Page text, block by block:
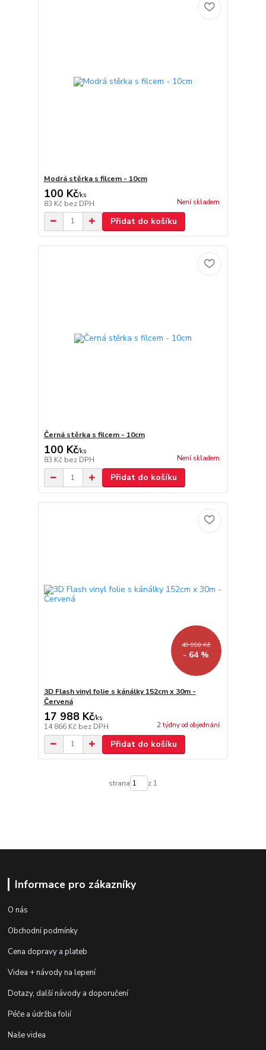
Modrá stěrka s filcem - 10cm
100 Kč/ks
83 Kč bez DPH Není skladem
Přidat do košíku
Černá stěrka s filcem - 10cm
100 Kč/ks
83 Kč bez DPH Není skladem
Přidat do košíku
49 990 Kč
- 64 %
3D Flash vinyl folie s kánálky 152cm x 30m -
Červená
17 988 Kč/ks
14 866 Kč bez DPH 2 týdny od objednání
Přidat do košíku
strana z 1
Informace pro zákazníky
O nás
Obchodní podmínky
Cena dopravy a plateb
Videa + návody na lepení
Dotazy, další návody a doporučení
Péče a údržba folií
Naše videa